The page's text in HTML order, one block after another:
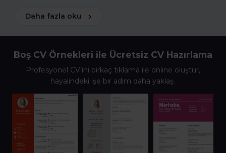
Daha fazla oku
Boş CV Örnekleri ile Ücretsiz CV Hazırlama
Profesyonel CV’ini birkaç tıklama ile online oluştur,
hayalindeki işe bir adım daha yaklaş.